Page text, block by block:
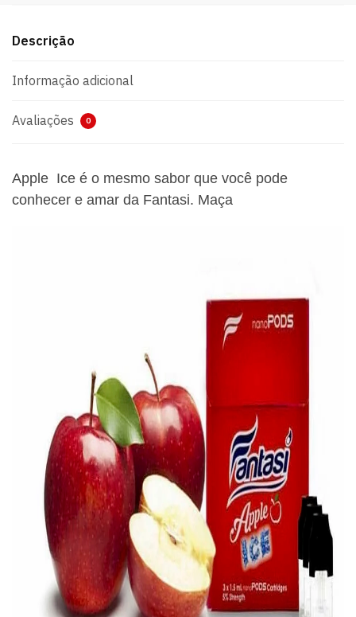
Descrição
Informação adicional
Avaliações 0
Apple Ice é o mesmo sabor que você pode
conhecer e amar da Fantasi. Maça